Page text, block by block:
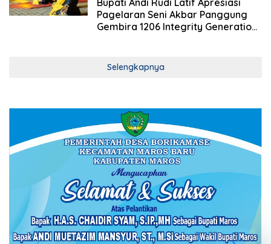
Pagelaran Seni Akbar Panggung
Gembira 1206 Integrity Generation
Selengkapnya